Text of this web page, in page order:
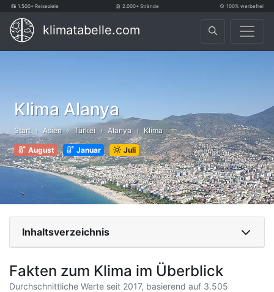
1.500+ Reiseziele 2.000+ Strände 100% werbefrei
klimatabelle.com
Klima Alanya
Start Asien Türkei Alanya Klima
August Januar Juli
Inhaltsverzeichnis
Fakten zum Klima im Überblick
Durchschnittliche Werte seit 2017, basierend auf 3.505